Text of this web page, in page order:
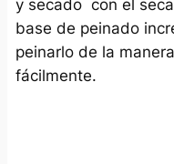
y secado con el
base de peinado
peinarlo de la
fácilmente.